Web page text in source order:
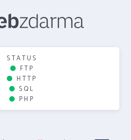
STATUS
FTP
HTTP
SQL
PHP